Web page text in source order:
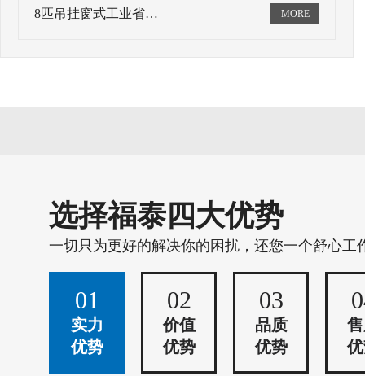
8匹吊挂窗式工业省…
选择福泰四大优势
一切只为更好的解决你的困扰，还您一个舒心工
01
实力
优势
02
价值
优势
03
品质
优势